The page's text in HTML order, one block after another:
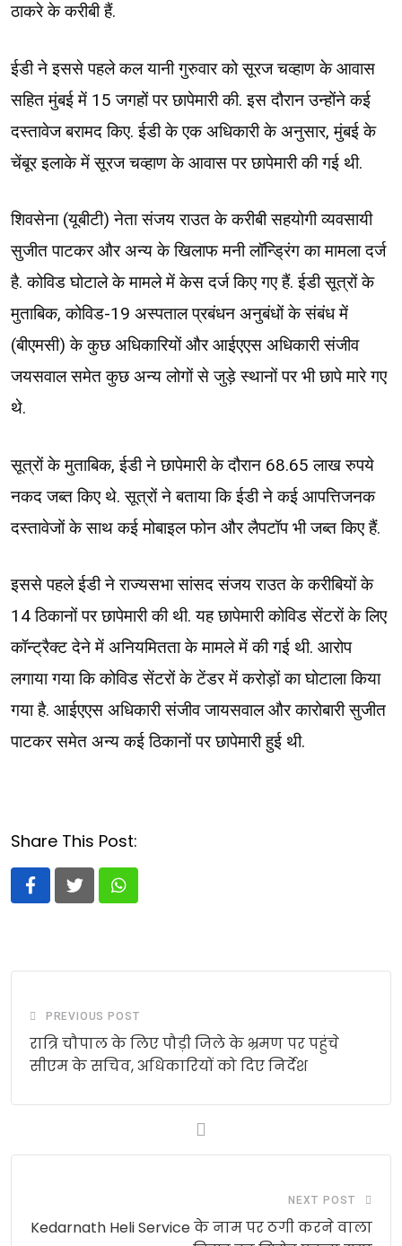
ठाकरे के करीबी हैं.
ईडी ने इससे पहले कल यानी गुरुवार को सूरज चव्हाण के आवास
सहित मुंबई में 15 जगहों पर छापेमारी की. इस दौरान उन्होंने कई
दस्तावेज बरामद किए. ईडी के एक अधिकारी के अनुसार, मुंबई के
चेंबूर इलाके में सूरज चव्हाण के आवास पर छापेमारी की गई थी.
शिवसेना (यूबीटी) नेता संजय राउत के करीबी सहयोगी व्यवसायी
सुजीत पाटकर और अन्य के खिलाफ मनी लॉन्ड्रिंग का मामला दर्ज
है. कोविड घोटाले के मामले में केस दर्ज किए गए हैं. ईडी सूत्रों के
मुताबिक, कोविड​​​​-19 अस्पताल प्रबंधन अनुबंधों के संबंध में
(बीएमसी) के कुछ अधिकारियों और आईएएस अधिकारी संजीव
जयसवाल समेत कुछ अन्य लोगों से जुड़े स्थानों पर भी छापे मारे गए
थे.
सूत्रों के मुताबिक, ईडी ने छापेमारी के दौरान 68.65 लाख रुपये
नकद जब्त किए थे. सूत्रों ने बताया कि ईडी ने कई आपत्तिजनक
दस्तावेजों के साथ कई मोबाइल फोन और लैपटॉप भी जब्त किए हैं.
इससे पहले ईडी ने राज्यसभा सांसद संजय राउत के करीबियों के
14 ठिकानों पर छापेमारी की थी. यह छापेमारी कोविड सेंटरों के लिए
कॉन्ट्रैक्ट देने में अनियमितता के मामले में की गई थी. आरोप
लगाया गया कि कोविड सेंटरों के टेंडर में करोड़ों का घोटाला किया
गया है. आईएएस अधिकारी संजीव जायसवाल और कारोबारी सुजीत
पाटकर समेत अन्य कई ठिकानों पर छापेमारी हुई थी.
Share This Post:
Whatsapp
PREVIOUS POST
रात्रि चौपाल के लिए पौड़ी जिले के भ्रमण पर पहुंचे
सीएम के सचिव, अधिकारियों को दिए निर्देश
NEXT POST
Kedarnath Heli Service के नाम पर ठगी करने वाला